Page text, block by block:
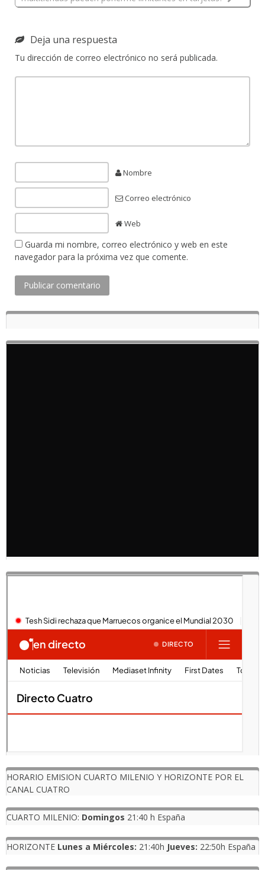
Deja una respuesta
Tu dirección de correo electrónico no será publicada.
Nombre
Correo electrónico
Web
Guarda mi nombre, correo electrónico y web en este
navegador para la próxima vez que comente.
HORARIO EMISION CUARTO MILENIO Y HORIZONTE POR EL
CANAL CUATRO
CUARTO MILENIO: Domingos 21:40 h España
HORIZONTE Lunes a Miércoles: 21:40h Jueves: 22:50h España